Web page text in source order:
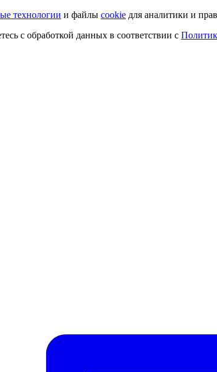
технологии и файлы cookie для аналитики и
с обработкой данных в соответствии с